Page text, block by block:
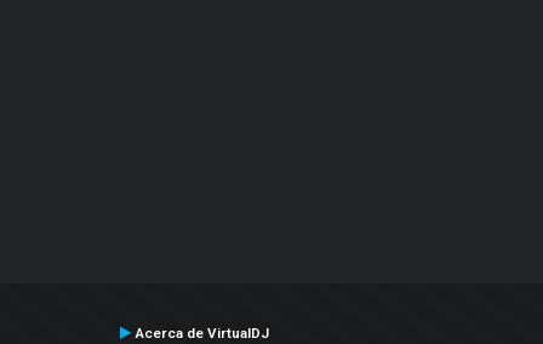
Acerca de VirtualDJ